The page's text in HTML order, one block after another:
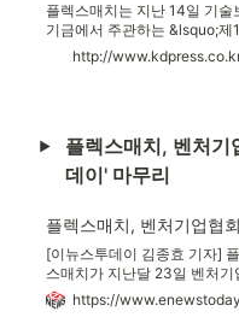
플렉스매치는 지난 14일 기술
기금에서 주관하는 &lsquo;제
기보벤처캠프(Kibo Venture
CAMP)&rsquo;에 최종 선정 됐
터와 협력해 진행되는 벤처
&middot;스타트업 육성 프로그
이며, 선정된 기업은 보증
&middot;기술이전 등 비금융지
플렉스매치는 SNS활동이 단
취미를 넘어 비즈니스가 될 수
록 크리에이터에게 협찬
플렉스매치, 벤처기
데이' 마무리
[이뉴스투데이 김종효 기자]
스매치가 지난달 23일 벤처기
회에서 주관한 ‘제13회 톡투유
데이’ 행사를 마쳤다.‘톡투유 데